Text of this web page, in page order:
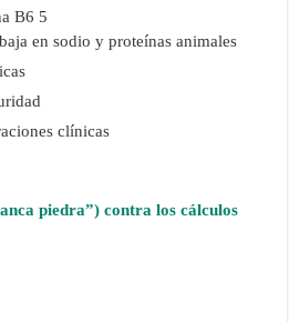
B6 5
en sodio y proteínas animales
clínicas
piedra”) contra los cálculos